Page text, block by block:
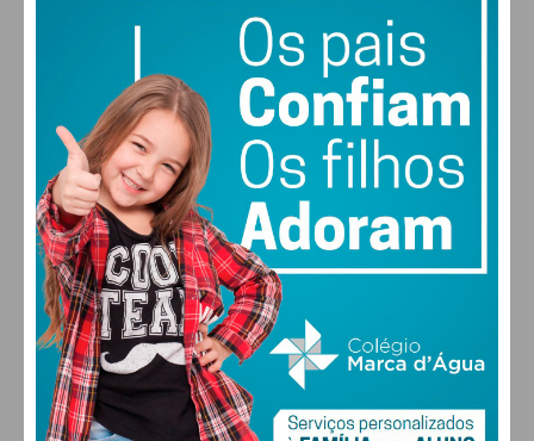
°
86% humidade
vento: 1m/s E
MAX 16 • MIN 16
30°
SEX
28
SÁB
27
DOM
29 °
SEG
ALTERAR